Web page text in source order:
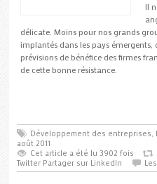
Il
délicate. Moins pour nos grands
implantés dans les pays émergents,
prévisions de bénéfice des firmes
de cette bonne résistance.
Développement des entreprises,
août 2011
Cet article a été lu 3902 fois
Twitter Partager sur LinkedIn